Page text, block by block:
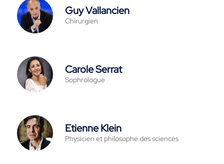
Guy Vallancien
Chirurgien
Carole Serrat
Sophrologue
Etienne Klein
Physicien et philosophe des sciences